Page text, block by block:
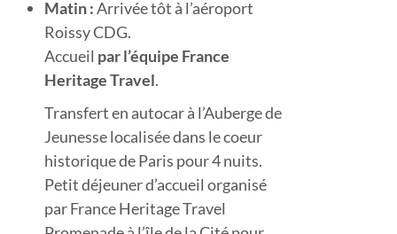
Matin :Arrivée tôt à l’aéroport
Roissy CDG.
Accueil par l’équipe France
Heritage Travel.
Transfert en autocar à l’Auberge de
Jeunesse localisée dans le coeur
historique de Paris pour 4 nuits.
Petit déjeuner d’accueil organisé
par France Heritage Travel